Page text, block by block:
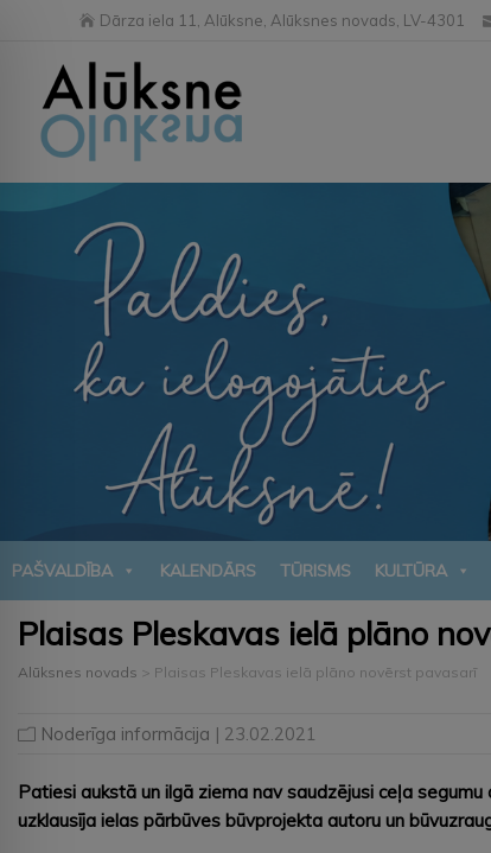
Dārza iela 11, Alūksne, Alūksnes novads, LV-4301
PAŠVALDĪBA KALENDĀRS TŪRISMS KULTŪRA
Plaisas Pleskavas ielā plāno
Alūksnes novads > Plaisas Pleskavas ielā plāno novērst pavasarī
Noderīga informācija | 23.02.2021
Patiesi aukstā un ilgā ziema nav saudzējusi ceļa
uzklausīja ielas pārbūves būvprojekta autoru un